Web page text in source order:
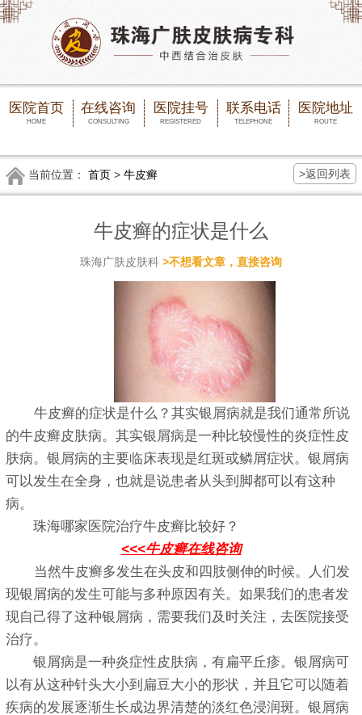
医院首页
HOME
在线咨询
CONSULTING
医院挂号
REGISTERED
联系电话
TELEPHONE
医院地址
ROUTE
当前位置： 首页> 牛皮癣 >返回列表
牛皮癣的症状是什么
珠海广肤皮肤科 >不想看文章，直接咨询
牛皮癣的症状是什么？其实银屑病就是我们通常所说
的牛皮癣皮肤病。其实银屑病是一种比较慢性的炎症性皮
肤病。银屑病的主要临床表现是红斑或鳞屑症状。银屑病
可以发生在全身，也就是说患者从头到脚都可以有这种
病。
珠海哪家医院治疗牛皮癣比较好？
<<<牛皮癣在线咨询
当然牛皮癣多发生在头皮和四肢侧伸的时候。人们发
现银屑病的发生可能与多种原因有关。如果我们的患者发
现自己得了这种银屑病，需要我们及时关注，去医院接受
治疗。
银屑病是一种炎症性皮肤病，有扁平丘疹。银屑病可
以有从这种针头大小到扁豆大小的形状，并且它可以随着
疾病的发展逐渐生长成边界清楚的淡红色浸润斑。银屑病